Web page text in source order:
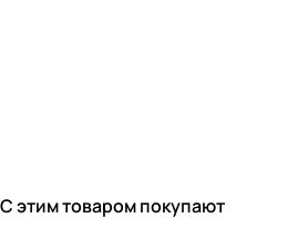
С этим товаром покупают